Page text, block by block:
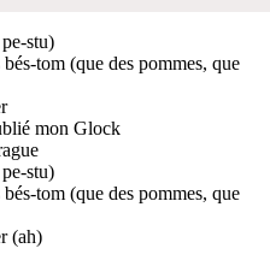
stu)
tom (que des pommes, que
mon Glock
stu)
tom (que des pommes, que
(ah)